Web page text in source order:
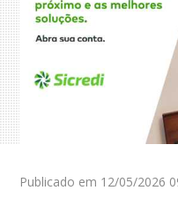
Publicado em 12/05/2026